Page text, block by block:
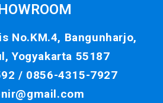
No.KM.4, Bangunharjo,
Yogyakarta 55187
/ 0856-4315-7927